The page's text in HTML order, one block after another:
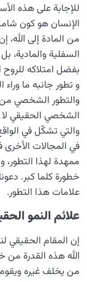
للإجابة على هذه
الإنسان هو كون
من المادة إلى
السفلية والمادية،
بفضل امتلاكه
و تطور جانبه ما
والتطور الشخصي من
الشخصي الحقيقي
والتي تشكّل في
في المجالات
ممهدة لهذا التطور،
خطورة كلما كبر.
علامات هذا التطور.
علائم النمو
إن المقام
الله هذه القدرة
من يخلف غيره